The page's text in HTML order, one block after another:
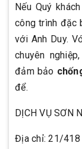
Nếu Quý
công trình đặc
với Anh Duy.
chuyên
đảm bảo
để.
DỊCH VỤ SƠN
Địa chỉ: 21/418